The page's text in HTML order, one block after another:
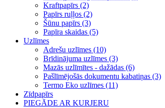
Kraftpapīrs (2)
Papīrs ruļļos (2)
Šūnu papīrs (3)
Papīra skaidas (5)
Uzlīmes
Adrešu uzlīmes (10)
Brīdinājuma uzlīmes (3)
Mazās uzlīmītes - dažādas (6)
Pašlīmējošās dokumentu kabatiņas (3)
Termo Eko uzlīmes (11)
Zīdpapīrs
PIEGĀDE AR KURJERU